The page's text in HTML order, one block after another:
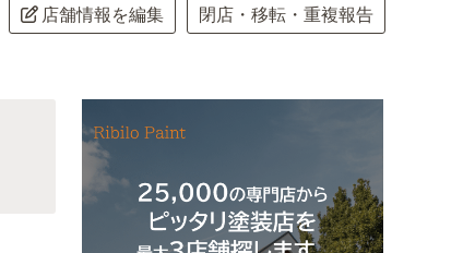
店舗情報を編集
閉店・移転・重複報告